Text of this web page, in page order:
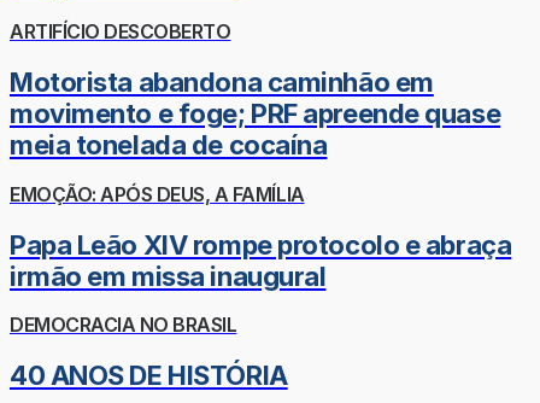
ARTIFÍCIO DESCOBERTO
Motorista abandona caminhão em
movimento e foge; PRF apreende quase
meia tonelada de cocaína
EMOÇÃO: APÓS DEUS, A FAMÍLIA
Papa Leão XIV rompe protocolo e abraça
irmão em missa inaugural
DEMOCRACIA NO BRASIL
40 ANOS DE HISTÓRIA